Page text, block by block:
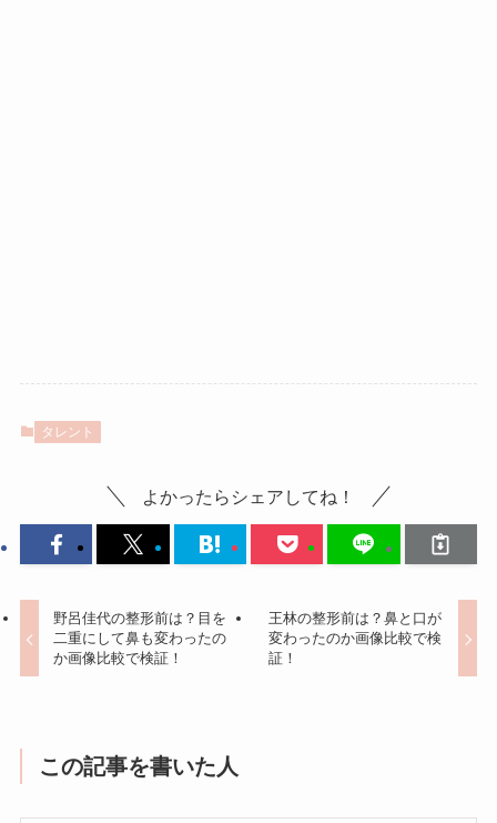
タレント
よかったらシェアしてね！
野呂佳代の整形前は？目を
二重にして鼻も変わったの
か画像比較で検証！
王林の整形前は？鼻と口が
変わったのか画像比較で検
証！
この記事を書いた人